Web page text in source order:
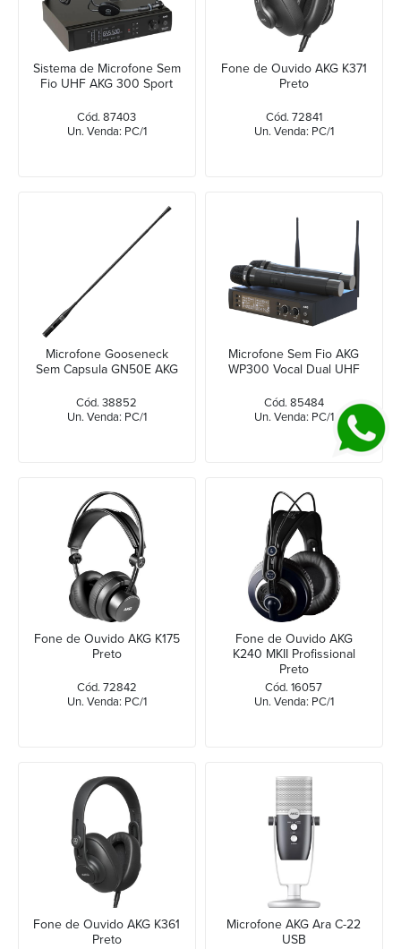
Sistema de Microfone Sem
Fio UHF AKG 300 Sport
Cód. 87403
Un. Venda: PC/1
Fone de Ouvido AKG K371
Preto
Cód. 72841
Un. Venda: PC/1
Microfone Gooseneck
Sem Capsula GN50E AKG
Cód. 38852
Un. Venda: PC/1
Microfone Sem Fio AKG
WP300 Vocal Dual UHF
Cód. 85484
Un. Venda: PC/1
Fone de Ouvido AKG K175
Preto
Cód. 72842
Un. Venda: PC/1
Fone de Ouvido AKG
K240 MKII Profissional
Preto
Cód. 16057
Un. Venda: PC/1
Fone de Ouvido AKG K361
Preto
Microfone AKG Ara C-22
USB